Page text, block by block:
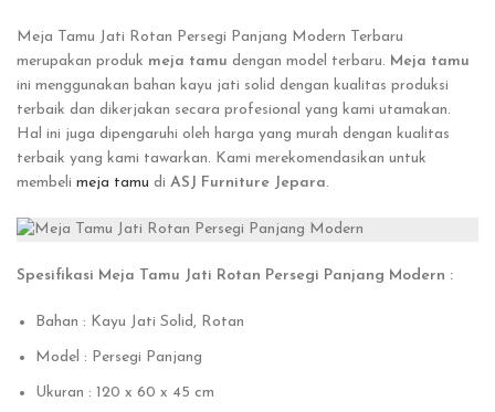
Meja Tamu Jati Rotan Persegi Panjang Modern Terbaru
merupakan produk meja tamu dengan model terbaru. Meja tamu
ini menggunakan bahan kayu jati solid dengan kualitas produksi
terbaik dan dikerjakan secara profesional yang kami utamakan.
Hal ini juga dipengaruhi oleh harga yang murah dengan kualitas
terbaik yang kami tawarkan. Kami merekomendasikan untuk
membeli meja tamu di ASJ Furniture Jepara.
Spesifikasi Meja Tamu Jati Rotan Persegi Panjang Modern :
Bahan : Kayu Jati Solid, Rotan
Model : Persegi Panjang
Ukuran : 120 x 60 x 45 cm